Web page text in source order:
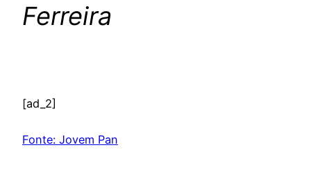
Ferreira
[ad_2]
Fonte: Jovem Pan